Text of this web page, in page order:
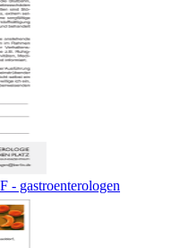
- gastroenterologen